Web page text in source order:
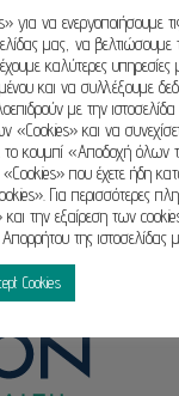
για να ενεργοποιήσουμε
μας, να βελτιώσουμε
καλύτερες
και να συλλέξουμε
με την
«Cookies» και να
το κουμπί «Αποδοχή όλων
«Cookies» που έχετε ήδη
Για περισσότερες
την εξαίρεση των
της ιστοσελίδας
Cookies